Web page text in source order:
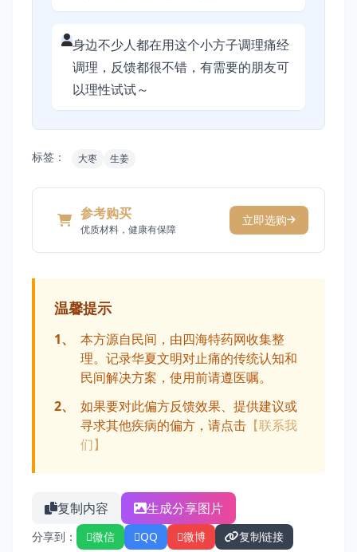
身边不少人都在用这个小方子调理痛经
调理，反馈都很不错，有需要的朋友可
以理性试试～
标签： 大枣 生姜
参考购买
优质材料，健康有保障
立即选购
温馨提示
1、
本方源自民间，由四海特药网收集整
理。记录华夏文明对止痛的传统认知和
民间解决方案，使用前请遵医嘱。
2、
如果要对此偏方反馈效果、提供建议或
寻求其他疾病的偏方，请点击 【联系我
们】
复制内容 生成分享图片
分享到： 微信 QQ 微博 复制链接